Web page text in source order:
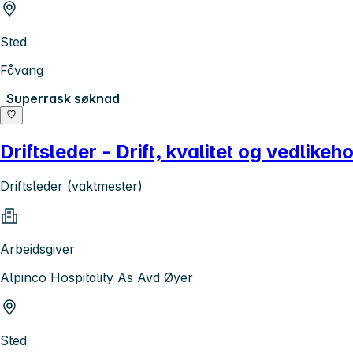
Sted
Fåvang
Superrask søknad
Driftsleder - Drift, kvalitet og
Driftsleder (vaktmester)
Arbeidsgiver
Alpinco Hospitality As Avd Øyer
Sted